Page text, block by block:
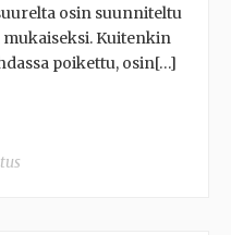
osin suunniteltu
Kuitenkin
poikettu, osin[…]